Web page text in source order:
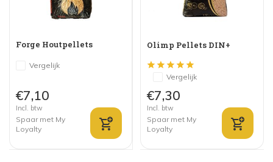
Forge Houtpellets
Vergelijk
€7,10
Incl. btw
Spaar met My
Loyalty
Olimp Pellets DIN+
Vergelijk
€7,30
Incl. btw
Spaar met My
Loyalty